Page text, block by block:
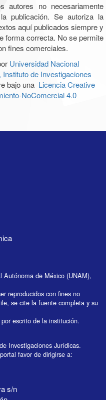
autores no necesariamente
publicación. Se autoriza la
aquí publicados siempre y
forma correcta. No se permite
fines comerciales.
Universidad Nacional
de Investigaciones
bajo una Licencia Creative
NoComercial 4.0
Autónoma de México (UNAM),
reproducidos con fines no
se cite la fuente completa y su
escrito de la institución.
Investigaciones Jurídicas.
favor de dirigirse a:
s/n